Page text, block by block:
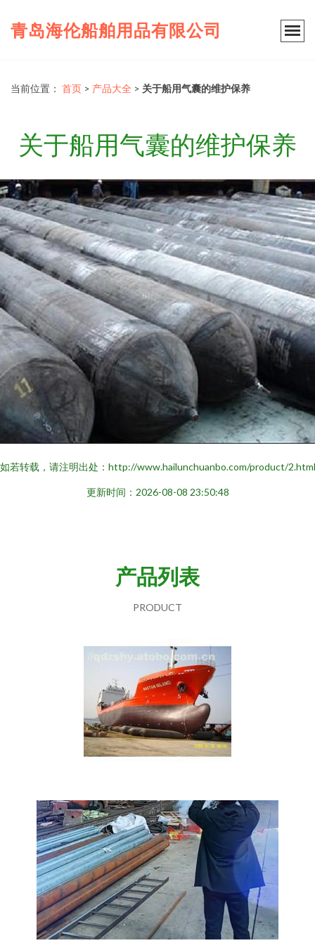
青岛海伦船舶用品有限公司
当前位置： 首页 > 产品大全 > 关于船用气囊的维护保养
关于船用气囊的维护保养
如若转载，请注明出处：http://www.hailunchuanbo.com/product/2.html
更新时间：2026-08-08 23:50:48
产品列表
PRODUCT